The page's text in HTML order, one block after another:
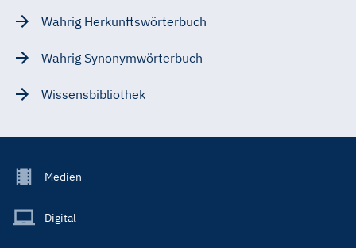
Wahrig Herkunftswörterbuch
Wahrig Synonymwörterbuch
Wissensbibliothek
Footer
Main
Medien
Digital